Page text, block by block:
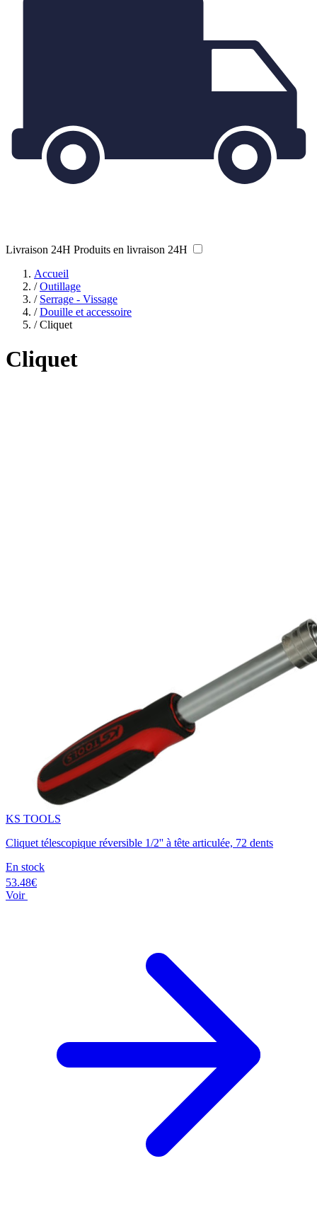
Livraison 24H Produits en livraison 24H
Accueil
/ Outillage
/ Serrage - Vissage
/ Douille et accessoire
/ Cliquet
Cliquet
KS TOOLS
Cliquet télescopique réversible 1/2'' à tête articulée, 72 dents
En stock
53.48€
Voir